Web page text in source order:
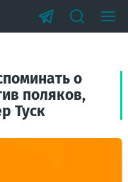
о
поляков,
Туск